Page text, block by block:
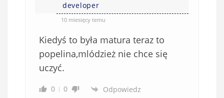
developer
10 miesięcy temu
Kiedyś to była matura teraz to
popelina,mlódzież nie chce się
uczyć.
0 0 Odpowiedz